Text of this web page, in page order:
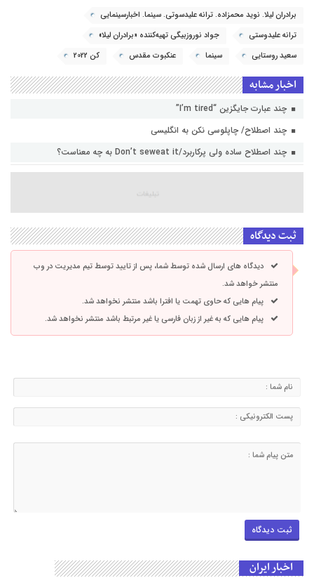
برادران لیلا. نوید محمزاده. ترانه علیدسوتی. سینما. اخبارسینمایی
ترانه علیدوستی
جواد نوروزبیگی تهیه‌کننده «برادران لیلا»
سعید روستایی
سینما عنکبوت مقدس کن 2022
اخبار مشابه
چند عبارت جایگزین “I’m tired”
چند اصطلاح/ چاپلوسی نکن به انگلیسی
چند اصطلاح ساده ولی پرکاربرد/Don’t seweat it به چه معناست؟
ثبت دیدگاه
دیدگاه های ارسال شده توسط شما، پس از تایید توسط تیم مدیریت در وب
منتشر خواهد شد.
پیام هایی که حاوی تهمت یا افترا باشد منتشر نخواهد شد.
پیام هایی که به غیر از زبان فارسی یا غیر مرتبط باشد منتشر نخواهد شد.
اخبار ایران